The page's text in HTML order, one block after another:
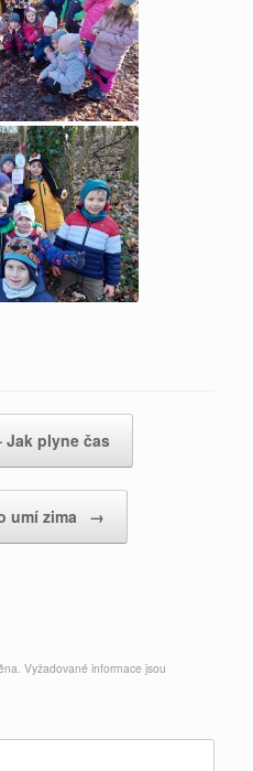
Jak plyne čas
umí zima →
Vyžadované informace jsou